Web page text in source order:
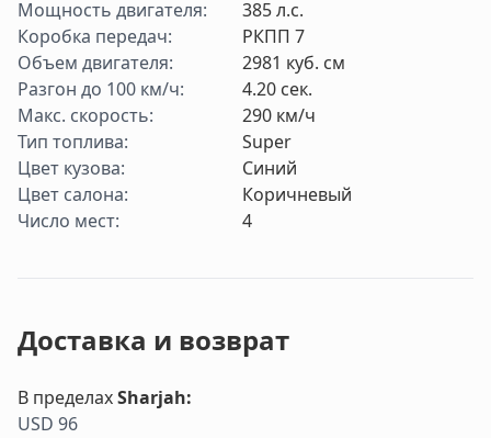
Мощность двигателя: 385л.с.
Коробка передач:
РКПП 7
Объем двигателя: 2981 куб. см
Разгон до 100 км/ч: 4.20 cек.
Макс. скорость: 290 км/ч
Тип топлива:
Super
Цвет кузова:
Синий
Цвет салона:
Коричневый
Число мест: 4
Доставка и возврат
В пределахSharjah:
USD 96